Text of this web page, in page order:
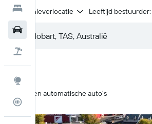
Hotels
Zelfde inleverlocatie Leeftijd bestuurder:
Alleen automatische auto's